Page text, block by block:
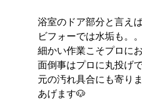
浴室のドア部分と言え
ビフォーでは水垢も。。
細かい作業こそプロに
面倒事はプロに丸投げ
元の汚れ具合にも寄り
あげます🐶